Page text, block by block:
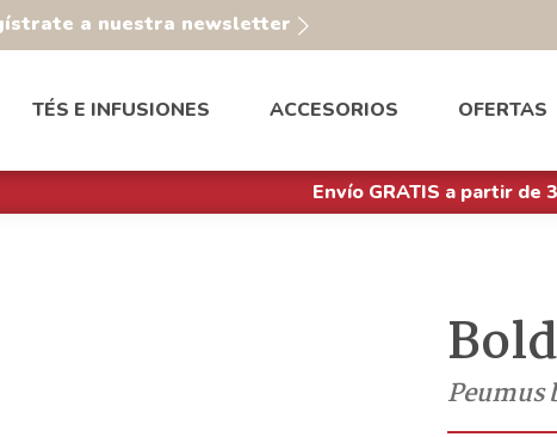
a nuestra newsletter
TÉS E INFUSIONES ACCESORIOS OFERTAS
Envío GRATIS a partir de
Peumus